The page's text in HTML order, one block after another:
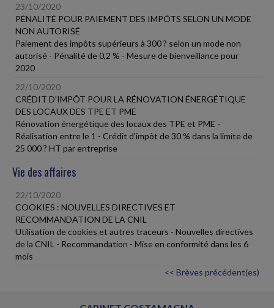
23/10/2020
PÉNALITÉ POUR PAIEMENT DES IMPÔTS SELON UN MODE
NON AUTORISÉ
Paiement des impôts supérieurs à 300 ? selon un mode non
autorisé - Pénalité de 0,2 % - Mesure de bienveillance pour
2020
22/10/2020
CRÉDIT D'IMPÔT POUR LA RÉNOVATION ÉNERGÉTIQUE
DES LOCAUX DES TPE ET PME
Rénovation énergétique des locaux des TPE et PME -
Réalisation entre le 1 - Crédit d'impôt de 30 % dans la limite de
25 000 ? HT par entreprise
Vie des affaires
22/10/2020
COOKIES : NOUVELLES DIRECTIVES ET
RECOMMANDATION DE LA CNIL
Utilisation de cookies et autres traceurs - Nouvelles directives
de la CNIL - Recommandation - Mise en conformité dans les 6
mois
<< Brèves précédent(es)